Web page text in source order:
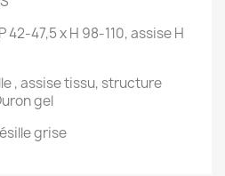
42-47,5 x H 98-110, assise H
, assise tissu, structure
gel
grise